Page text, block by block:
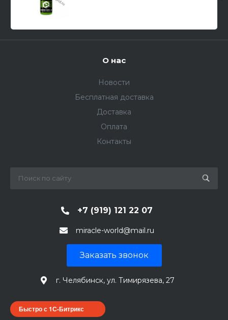
О нас
Новости
Бесплатная доставка
Доставка
Оплата
Контакты
+7 (919) 121 22 07
miracle-world@mail.ru
Заказать звонок
г. Челябинск, ул. Тимирязева, 27
Быстро с 1С-Битрикс